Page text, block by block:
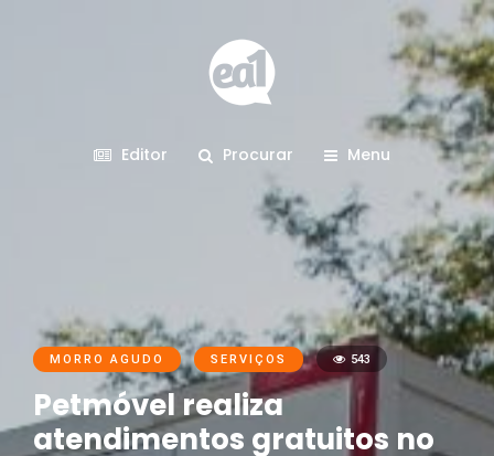
Editor Procurar Menu
MORRO AGUDO SERVIÇOS 543
Petmóvel realiza
atendimentos gratuitos no